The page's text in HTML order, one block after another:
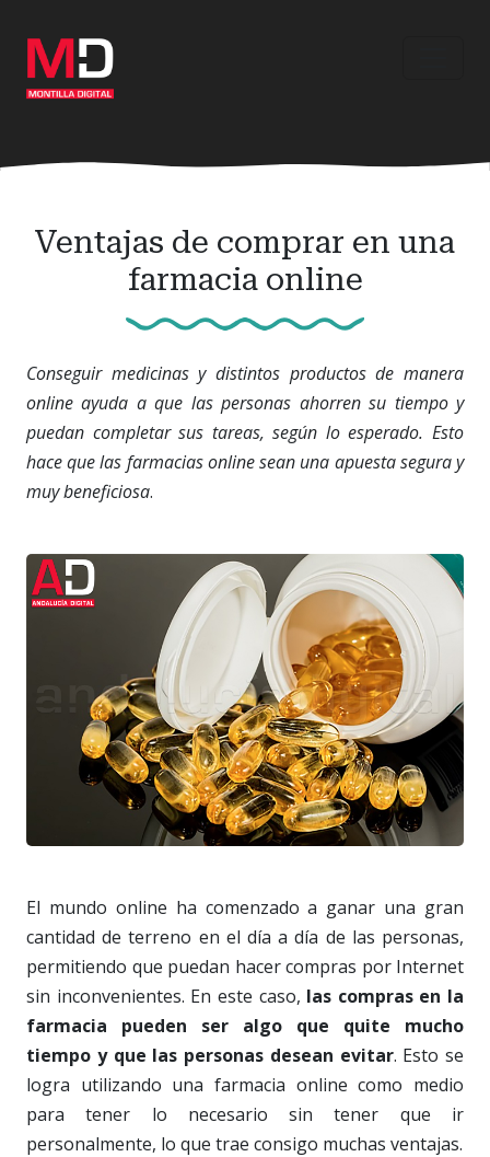
contenido
principal
Ventajas de comprar en una
farmacia online
Conseguir medicinas y distintos productos de manera
online ayuda a que las personas ahorren su tiempo y
puedan completar sus tareas, según lo esperado. Esto
hace que las farmacias online sean una apuesta segura y
muy beneficiosa.
El mundo online ha comenzado a ganar una gran
cantidad de terreno en el día a día de las personas,
permitiendo que puedan hacer compras por Internet
sin inconvenientes. En este caso, las compras en la
farmacia pueden ser algo que quite mucho
tiempo y que las personas desean evitar. Esto se
logra utilizando una farmacia online como medio
para tener lo necesario sin tener que ir
personalmente, lo que trae consigo muchas ventajas.